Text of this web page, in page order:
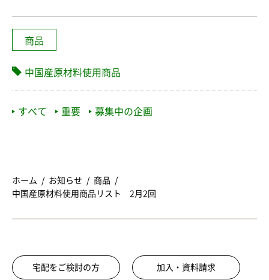
商品
中国産原材料使用商品
すべて 重要 募集中の企画
ホーム お知らせ
商品
中国産原材料使用商品リスト 2月2回
宅配をご検討の方 加入・資料請求